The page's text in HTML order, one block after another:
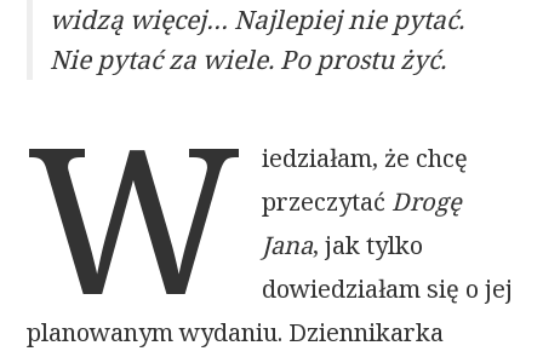
widzą więcej… Najlepiej nie pytać.
Nie pytać za wiele. Po prostu żyć.
W
iedziałam, że chcę
przeczytać Drogę
Jana, jak tylko
dowiedziałam się o jej
planowanym wydaniu. Dziennikarka